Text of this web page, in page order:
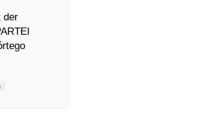
der